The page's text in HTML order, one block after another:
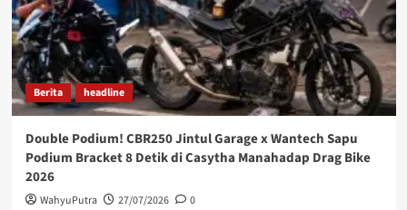
Berita headline
Double Podium! CBR250 Jintul Garage x Wantech Sapu
Podium Bracket 8 Detik di Casytha Manahadap Drag Bike
2026
WahyuPutra 27/07/2026 0